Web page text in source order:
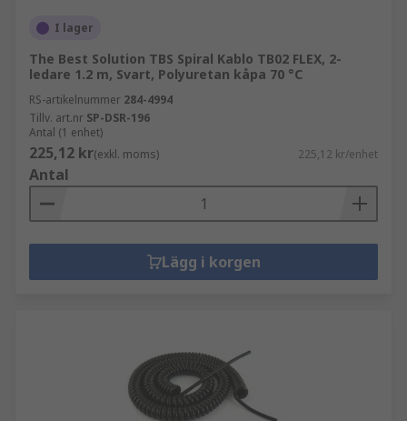
I lager
The Best Solution TBS Spiral Kablo TB02 FLEX, 2-
ledare 1.2 m, Svart, Polyuretan kåpa 70 °C
RS-artikelnummer 284-4994
Tillv. art.nr SP-DSR-196
Antal (1 enhet)
225,12 kr(exkl. moms) 225,12 kr/enhet
Antal
Lägg i korgen